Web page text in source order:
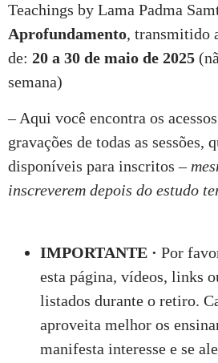
Teachings by Lama Padma
Aprofundamento, transmitido
de: 20 a 30 de maio de 2025
semana)
– Aqui você encontra os
gravações de todas as sessões,
disponíveis para inscritos –
inscreverem depois do estudo
IMPORTANTE · Por
esta página, vídeos, links
listados durante o retiro.
aproveita melhor os
manifesta interesse e se